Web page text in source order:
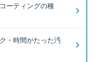
ーティングの種
・時間がたった汚